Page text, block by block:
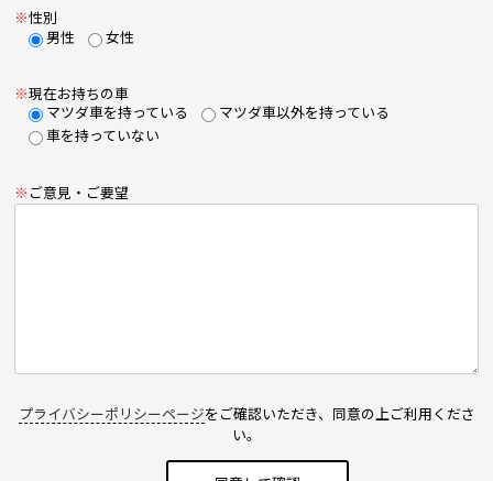
※性別
男性
女性
※現在お持ちの車
マツダ車を持っている
マツダ車以外を持っている
車を持っていない
※ ご意見・ご要望
プライバシーポリシーページをご確認いただき、同意の上ご利用くださ
い。